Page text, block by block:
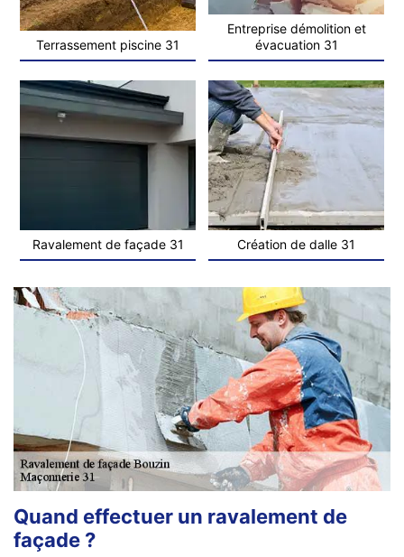
Terrassement piscine 31
Entreprise démolition et
évacuation 31
Ravalement de façade 31 Création de dalle 31
Quand effectuer un ravalement de
façade ?